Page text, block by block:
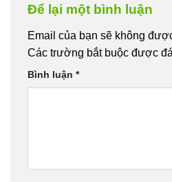
Để lại một bình luận
Email của bạn sẽ không
Các trường bắt buộc được
Bình luận *